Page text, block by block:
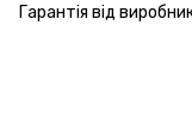
Гарантія від